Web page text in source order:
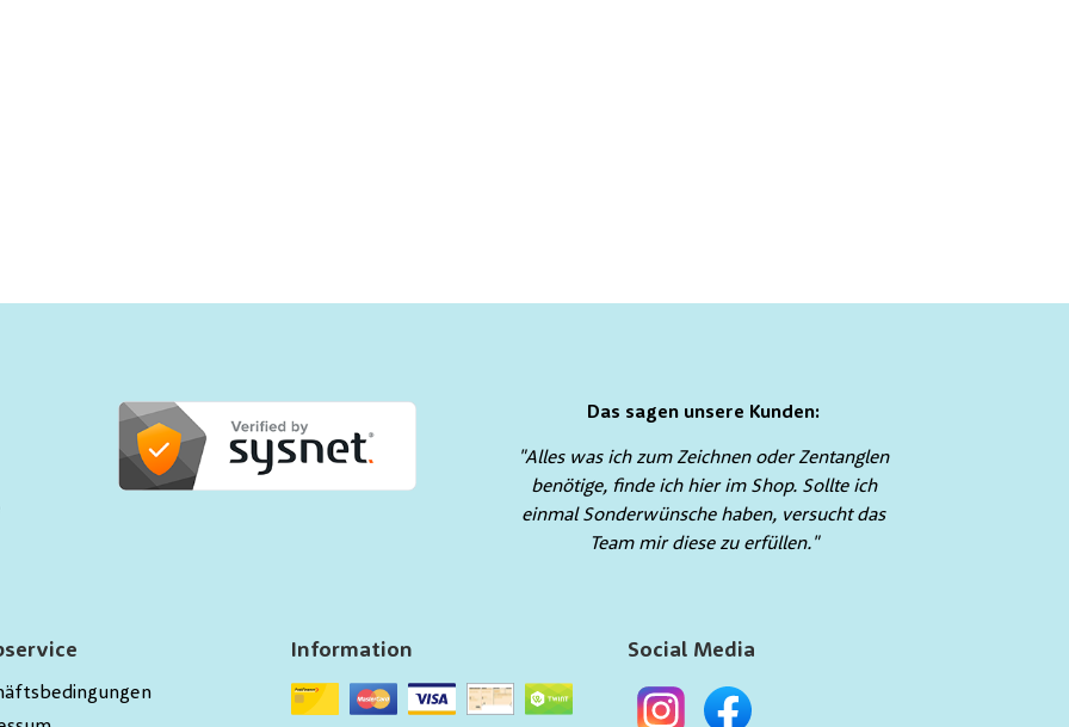
Das sagen unsere Kunden:
"Alles was ich zum Zeichnen oder Zentanglen
benötige, finde ich hier im Shop. Sollte ich
einmal Sonderwünsche haben, versucht das
Team mir diese zu erfüllen."
Information Social Media